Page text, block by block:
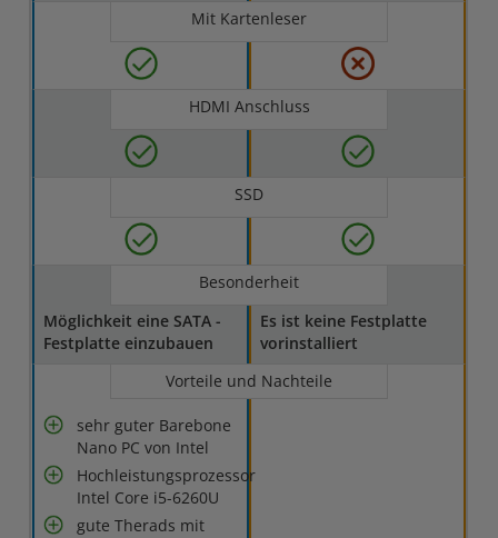
Mit Kartenleser
HDMI Anschluss
SSD
Besonderheit
Möglichkeit eine SATA -
Festplatte einzubauen
Es ist keine Festplatte
vorinstalliert
Vorteile und Nachteile
sehr guter Barebone
Nano PC von Intel
Hochleistungsprozessor
Intel Core i5-6260U
gute Therads mit